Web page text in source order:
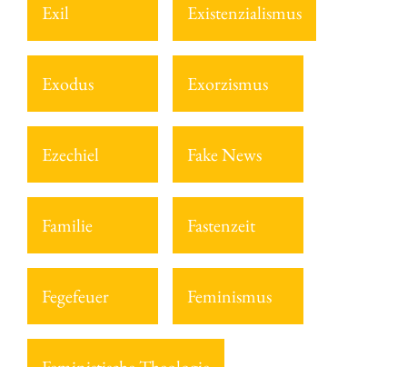
Exil Existenzialismus
Exodus Exorzismus
Ezechiel Fake News
Familie Fastenzeit
Fegefeuer Feminismus